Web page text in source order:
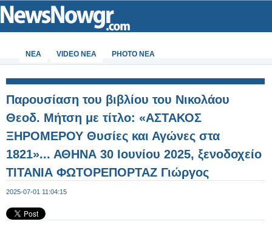
ΝΕΑ VIDEO NEA PHOTO NEA
Παρουσίαση του βιβλίου του Νικολάου
Θεοδ. Μήτση με τίτλο: «ΑΣΤΑΚΟΣ
ΞΗΡΟΜΕΡΟΥ Θυσίες και Αγώνες στα
1821»... ΑΘΗΝΑ 30 Ιουνίου 2025, ξενοδοχείο
ΤΙΤΑΝΙΑ ΦΩΤΟΡΕΠΟΡΤΑΖ Γιώργος
Κουβέλης - Φωτογραφία 65 από 99
2025-07-01 11:04:15